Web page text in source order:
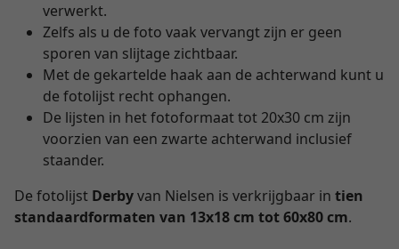
verwerkt.
Zelfs als u de foto vaak vervangt zijn er geen
sporen van slijtage zichtbaar.
Met de gekartelde haak aan de achterwand kunt u
de fotolijst recht ophangen.
De lijsten in het fotoformaat tot 20x30 cm zijn
voorzien van een zwarte achterwand inclusief
staander.
De fotolijst Derbyvan Nielsen is verkrijgbaar in tien
standaardformaten van 13x18 cm tot60x80 cm.